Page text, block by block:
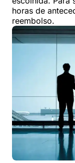
horas de
reembolso.